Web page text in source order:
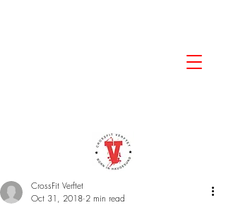
CrossFit Verftet
Oct 31, 2018 2 min read